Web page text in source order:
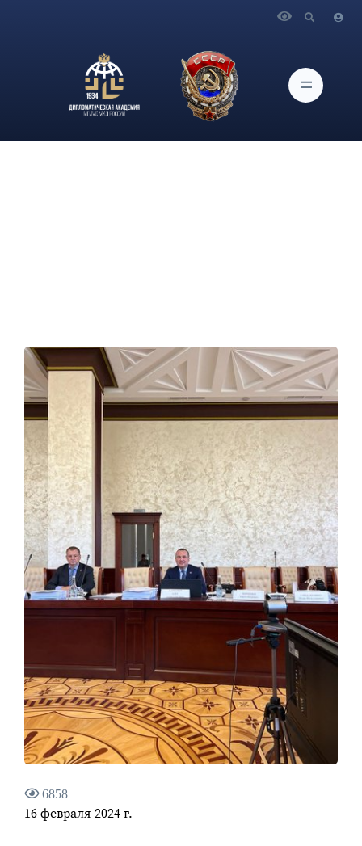
Дипломатической академии МИД России О.Г.Карповича в
заседании президиума Высшей аттестационной комиссии
при Минобрнауки России
6858
16 февраля 2024 г.